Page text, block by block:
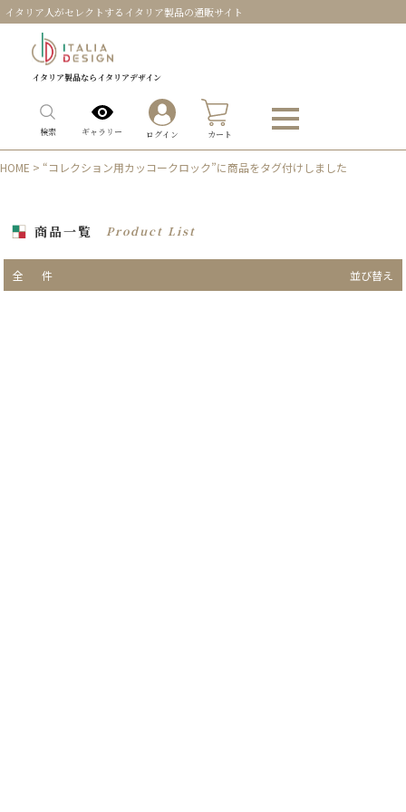
イタリア人がセレクトするイタリア製品の通販サイト
イタリア製品ならイタリアデザイン
検索 ギャラリー ログイン カート
HOME > “コレクション用カッコークロック”に商品をタグ付けしました
商品一覧 Product List
全 件 並び替え